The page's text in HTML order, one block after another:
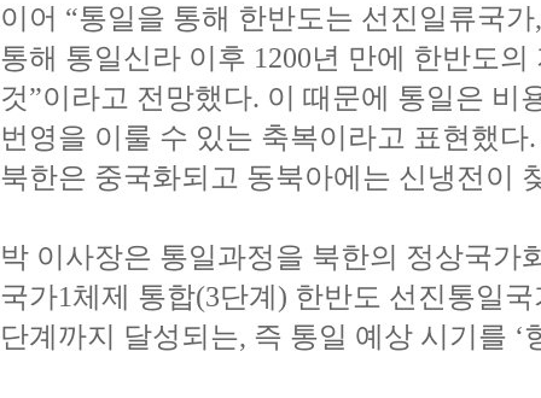
이어 “통일을 통해 한반도는 선진일류국
통해 통일신라 이후 1200년 만에 한반도
것”이라고 전망했다. 이 때문에 통일은 비
번영을 이룰 수 있는 축복이라고 표현했
북한은 중국화되고 동북아에는 신냉전이
박 이사장은 통일과정을 북한의 정상국가
국가1체제 통합(3단계) 한반도 선진통일
단계까지 달성되는, 즉 통일 예상 시기를 ‘